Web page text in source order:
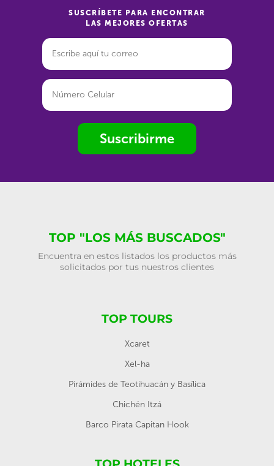
SUSCRÍBETE PARA ENCONTRAR
LAS MEJORES OFERTAS
Suscribirme
TOP "LOS MÁS BUSCADOS"
Encuentra en estos listados los productos más
solicitados por tus nuestros clientes
TOP TOURS
Xcaret
Xel-ha
Pirámides de Teotihuacán y Basílica
Chichén Itzá
Barco Pirata Capitan Hook